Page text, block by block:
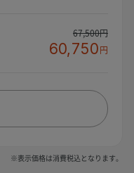
67,500円
60,750円
※表示価格は消費税込となります。